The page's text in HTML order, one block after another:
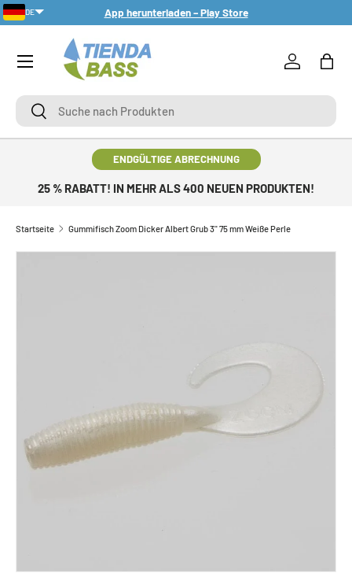
DIREKT ZUM INHALT
App herunterladen – Play Store
SucheSuche
Einloggen
ENDGÜLTIGE ABRECHNUNG
25 % RABATT! IN MEHR ALS 400 NEUEN PRODUKTEN!
Startseite Gummifisch Zoom Dicker Albert Grub 3'' 75 mm Weiße Perle
DE